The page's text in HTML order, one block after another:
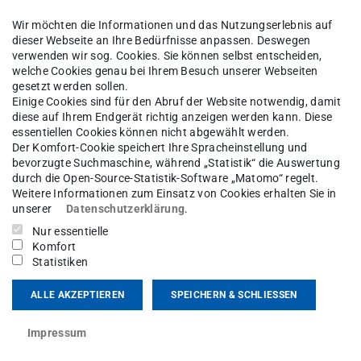
Amlan kusum
Architecture and Components for Photonic
Wir möchten die Informationen und das Nutzungserlebnis auf
dieser Webseite an Ihre Bedürfnisse anpassen. Deswegen
verwenden wir sog. Cookies. Sie können selbst entscheiden,
welche Cookies genau bei Ihrem Besuch unserer Webseiten
gesetzt werden sollen.
Einige Cookies sind für den Abruf der Website notwendig, damit
diese auf Ihrem Endgerät richtig anzeigen werden kann. Diese
essentiellen Cookies können nicht abgewählt werden.
Der Komfort-Cookie speichert Ihre Spracheinstellung und
bevorzugte Suchmaschine, während „Statistik“ die Auswertung
durch die Open-Source-Statistik-Software „Matomo“ regelt.
Weitere Informationen zum Einsatz von Cookies erhalten Sie in
unserer
Datenschutzerklärung.
Nur essentielle
Komfort
Statistiken
ALLE AKZEPTIEREN SPEICHERN & SCHLIESSEN
Impressum